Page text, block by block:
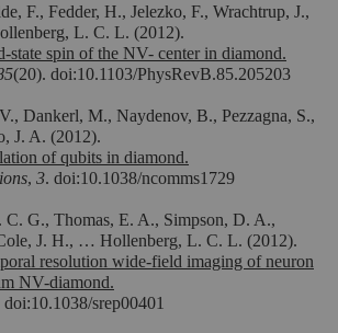
F., Fedder, H., Jelezko, F., Wrachtrup, J.,
L. C. L. (2012).
state spin of the NV- center in diamond.
(20). doi:10.1103/PhysRevB.85.205203
Dankerl, M., Naydenov, B., Pezzagna, S.,
J. A. (2012).
of qubits in diamond.
, 3. doi:10.1038/ncomms1729
G., Thomas, E. A., Simpson, D. A.,
J. H., … Hollenberg, L. C. L. (2012).
resolution wide-field imaging of neuron
NV-diamond.
doi:10.1038/srep00401